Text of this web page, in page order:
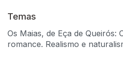
Temas
Os Maias, de Eça de Queirós:
romance. Realismo e